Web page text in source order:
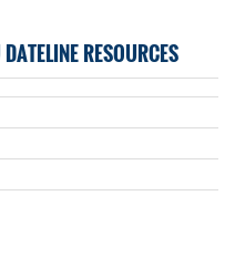
RESOURCES